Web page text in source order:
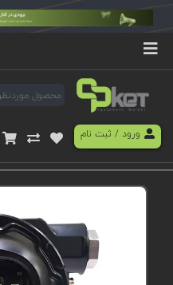
ورود/ ثبت نام